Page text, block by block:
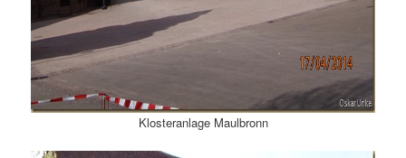
Klosteranlage Maulbronn